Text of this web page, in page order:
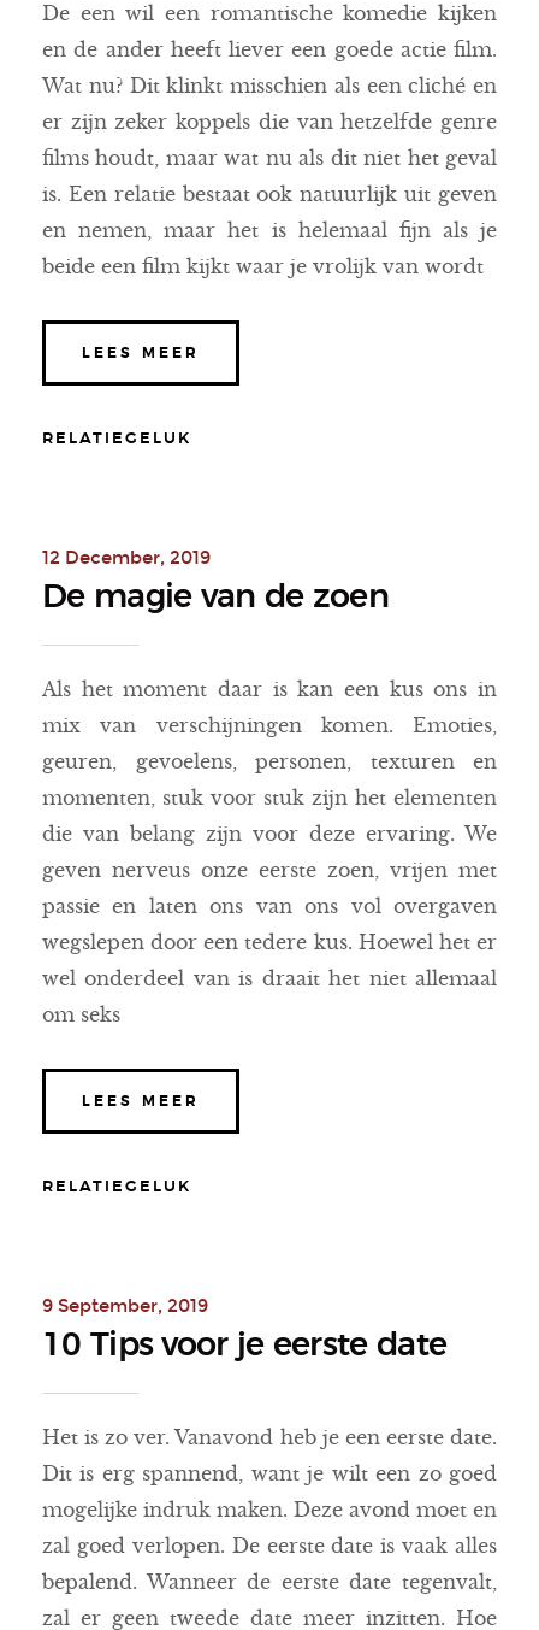
De een wil een romantische komedie kijken
en de ander heeft liever een goede actie film.
Wat nu? Dit klinkt misschien als een cliché en
er zijn zeker koppels die van hetzelfde genre
films houdt, maar wat nu als dit niet het geval
is. Een relatie bestaat ook natuurlijk uit geven
en nemen, maar het is helemaal fijn als je
beide een film kijkt waar je vrolijk van wordt
LEES MEER
RELATIEGELUK
12 December, 2019
De magie van de zoen
Als het moment daar is kan een kus ons in
mix van verschijningen komen. Emoties,
geuren, gevoelens, personen, texturen en
momenten, stuk voor stuk zijn het elementen
die van belang zijn voor deze ervaring. We
geven nerveus onze eerste zoen, vrijen met
passie en laten ons van ons vol overgaven
wegslepen door een tedere kus. Hoewel het er
wel onderdeel van is draait het niet allemaal
om seks
LEES MEER
RELATIEGELUK
9 September, 2019
10 Tips voor je eerste date
Het is zo ver. Vanavond heb je een eerste date.
Dit is erg spannend, want je wilt een zo goed
mogelijke indruk maken. Deze avond moet en
zal goed verlopen. De eerste date is vaak alles
bepalend. Wanneer de eerste date tegenvalt,
zal er geen tweede date meer inzitten. Hoe